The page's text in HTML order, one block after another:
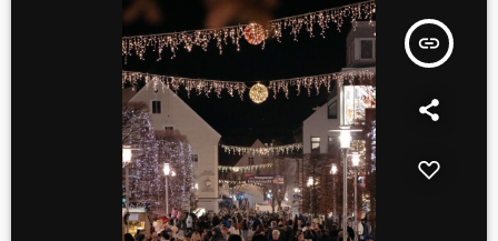
insert_link